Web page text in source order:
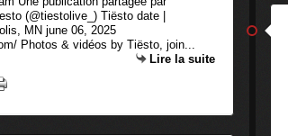
(@tiestolive_) Tiësto date |
MN june 06, 2025
Photos & vidéos by Tiësto, join...
Lire la suite